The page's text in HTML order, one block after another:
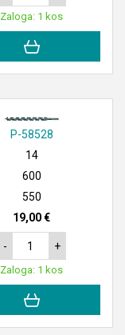
Zaloga: 1 kos
P-58528
14
600
550
19,00 €
- +
Zaloga: 1 kos